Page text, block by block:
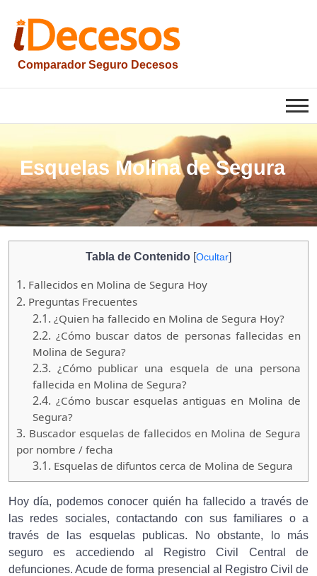
contenido
Comparador Seguro Decesos
iesquelas
Esquelas Molina de Segura
Tabla de Contenido [Ocultar]
1. Fallecidos en Molina de Segura Hoy
2. Preguntas Frecuentes
2.1. ¿Quien ha fallecido en Molina de Segura Hoy?
2.2. ¿Cómo buscar datos de personas fallecidas en
Molina de Segura?
2.3. ¿Cómo publicar una esquela de una persona
fallecida en Molina de Segura?
2.4. ¿Cómo buscar esquelas antiguas en Molina de
Segura?
3. Buscador esquelas de fallecidos en Molina de Segura
por nombre / fecha
3.1. Esquelas de difuntos cerca de Molina de Segura
Hoy día, podemos conocer quién ha fallecido a través de
las redes sociales, contactando con sus familiares o a
través de las esquelas publicas. No obstante, lo más
seguro es accediendo al Registro Civil Central de
defunciones. Acude de forma presencial al Registro Civil de